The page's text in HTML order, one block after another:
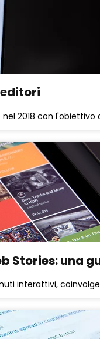
2018 con l'obiettivo
Stories: una
interattivi,